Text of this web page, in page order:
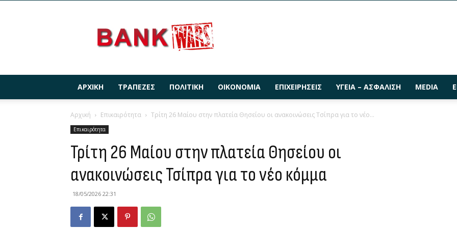
ΑΡΧΙΚΉ ΤΡΆΠΕΖΕΣ ΠΟΛΙΤΙΚΉ ΟΙΚΟΝΟΜΊΑ ΕΠΙΧΕΙΡΉΣΕΙΣ ΥΓΕΊΑ – ΑΣΦΆΛΙΣΗ MEDIA
Αρχική Επικαιρότητα Τρίτη 26 Μαίου στην πλατεία Θησείου οι ανακοινώσεις Τσίπρα για το νέο...
Επικαιρότητα
Τρίτη 26 Μαίου στην πλατεία Θησείου οι
ανακοινώσεις Τσίπρα για το νέο κόμμα
18/05/2026 22:31